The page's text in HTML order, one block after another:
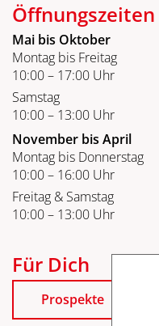
Öffnungszeiten
Mai bis Oktober
Montag bis Freitag
10:00 – 17:00 Uhr
Samstag
10:00 – 13:00 Uhr
November bis April
Montag bis Donnerstag
10:00 – 16:00 Uhr
Freitag & Samstag
10:00 – 13:00 Uhr
Für Dich
Prospekte